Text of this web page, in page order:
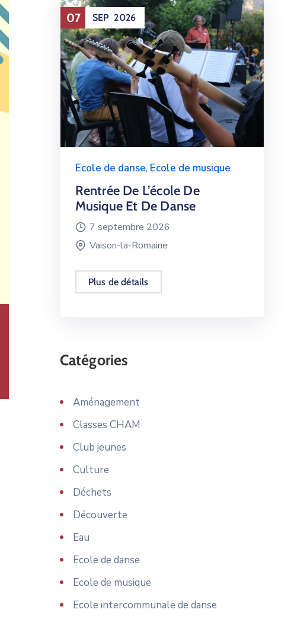
07 SEP 2026
Ecole de danse, Ecole de musique
Rentrée De L’école De
Musique Et De Danse
7 septembre 2026
Vaison-la-Romaine
Plus de détails
Catégories
Aménagement
Classes CHAM
Club jeunes
Culture
Déchets
Découverte
Eau
Ecole de danse
Ecole de musique
Ecole intercommunale de danse